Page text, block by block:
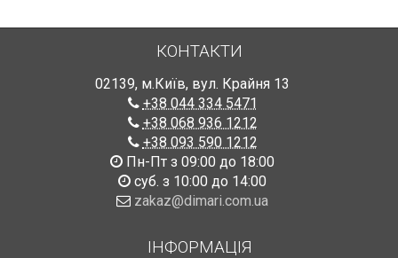
КОНТАКТИ
02139, м.Київ, вул. Крайня 13
+38 044 334 5471
+38 068 936 1212
+38 093 590 1212
Пн-Пт з 09:00 до 18:00
суб. з 10:00 до 14:00
zakaz@dimari.com.ua
ІНФОРМАЦІЯ